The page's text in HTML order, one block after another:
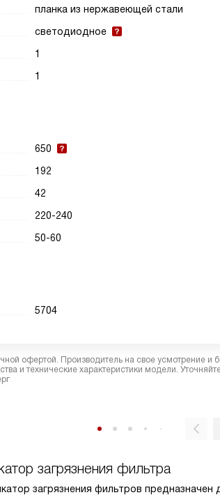
планка из нержавеющей стали
светодиодное
1
1
650
192
42
220-240
50-60
5704
офертой. Производитель на свое усмотрение и
и технические характеристики модели.
загрязнения фильтра
загрязнения фильтров предназначен